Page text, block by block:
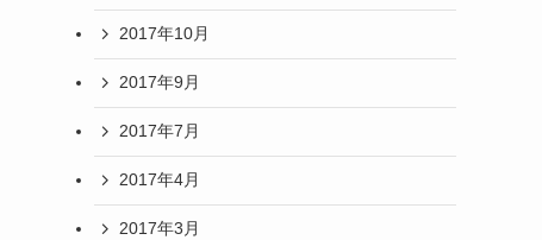
2017年10月
2017年9月
2017年7月
2017年4月
2017年3月